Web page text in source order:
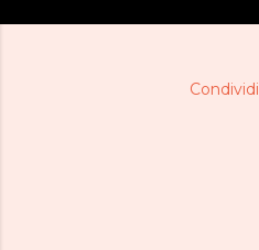
Condividi